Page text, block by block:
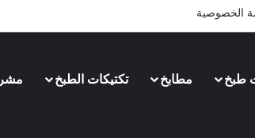
الخصوصية
طبخ مطابخ تكتيكات الطبخ